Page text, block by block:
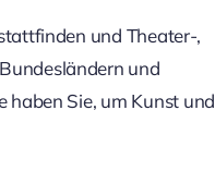
und Theater-,
und
haben Sie, um Kunst und